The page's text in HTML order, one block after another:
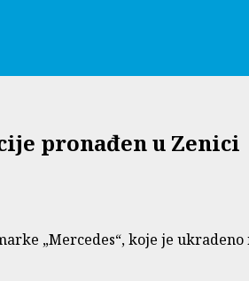
pronađen u Zenici
„Mercedes“, koje je ukradeno